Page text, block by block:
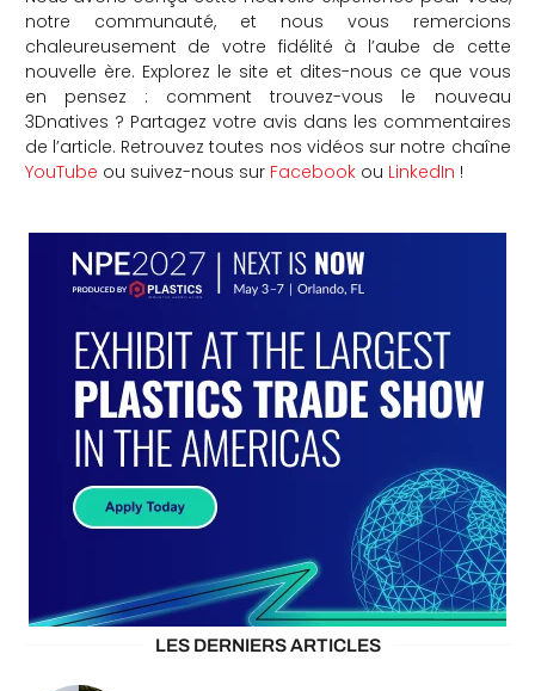
notre communauté, et nous vous remercions
chaleureusement de votre fidélité à l’aube de cette
nouvelle ère. Explorez le site et dites-nous ce que vous
en pensez : comment trouvez-vous le nouveau
3Dnatives ? Partagez votre avis dans les commentaires
de l’article. Retrouvez toutes nos vidéos sur notre chaîne
YouTube ou suivez-nous sur Facebookou LinkedIn !
LES DERNIERS ARTICLES